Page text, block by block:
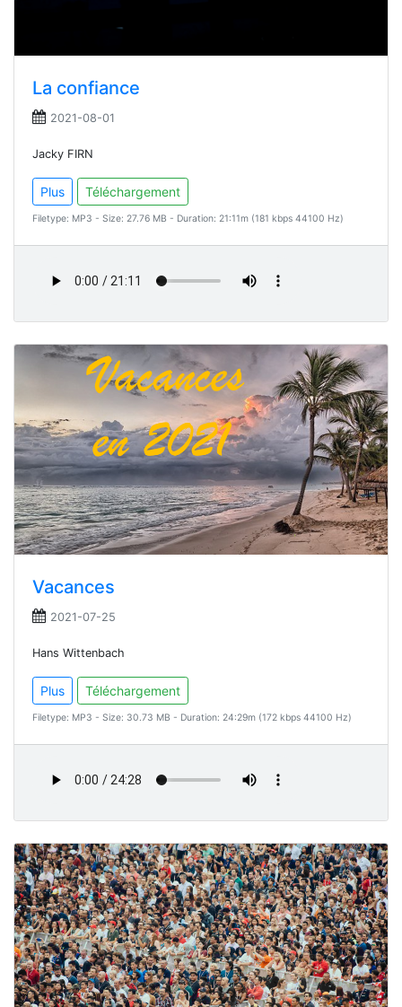
La confiance
2021-08-01
Jacky FIRN
Plus Téléchargement
Filetype: MP3 - Size: 27.76 MB - Duration: 21:11m (181 kbps 44100 Hz)
Vacances
2021-07-25
Hans Wittenbach
Plus Téléchargement
Filetype: MP3 - Size: 30.73 MB - Duration: 24:29m (172 kbps 44100 Hz)